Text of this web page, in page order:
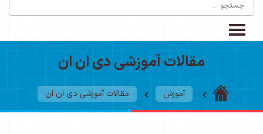
مقالات آموزشی دی ان ان
آموزش مقالات آموزشی دی ان ان